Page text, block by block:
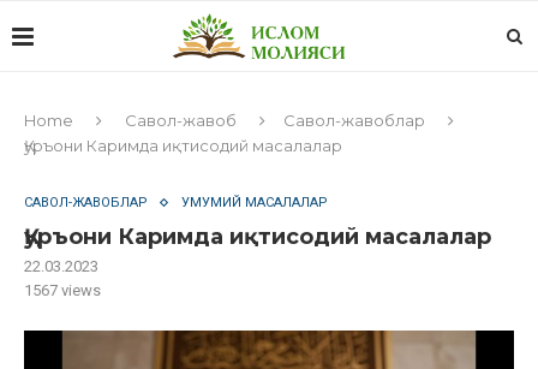
Home Савол-жавоб
Савол-жавоблар
Қуръони Каримда иқтисодий масалалар
САВОЛ-ЖАВОБЛАР УМУМИЙ МАСАЛАЛАР
Қуръони Каримда иқтисодий масалалар
22.03.2023
1567 views